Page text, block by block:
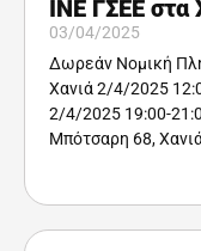
ΙΝΕ ΓΣΕΕ στα
03/04/2025
Δωρεάν Νομική
Χανιά 2/4/2025
2/4/2025 19:00-
Μπότσαρη 68,